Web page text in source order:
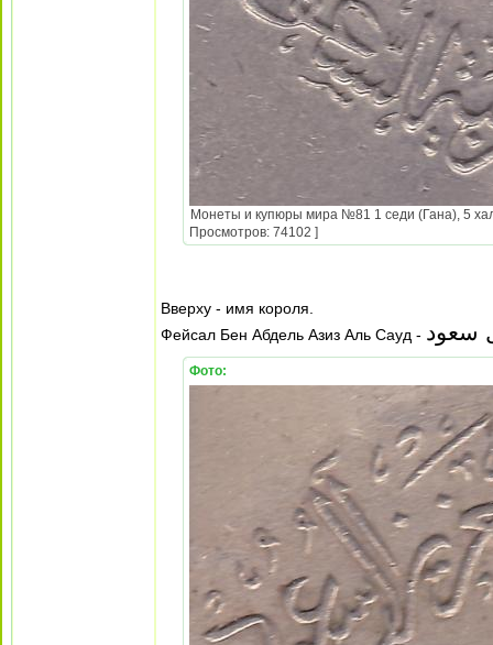
Монеты и купюры мира №81 1 седи (Гана), 5
Просмотров: 74102 ]
Вверху - имя короля.
Фейсал Бен Абдель Азиз Аль Сауд - سعود
Фото: